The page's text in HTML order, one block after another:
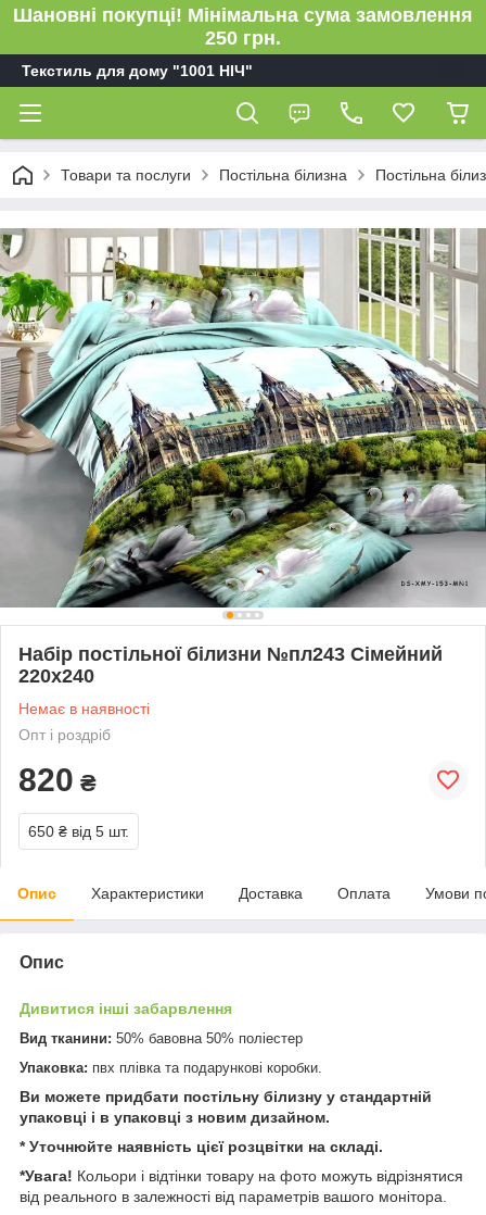
Шановні покупці! Мінімальна сума замовлення
250 грн.
Текстиль для дому "1001 НІЧ"
Товари та послуги Постільна білизна Постільна
Набір постільної білизни №пл243 Сімейний
220х240
Немає в наявності
Опт і роздріб
820 ₴
650 ₴ від 5 шт.
Опис Характеристики Доставка Оплата Умови
Опис
Дивитися інші забарвлення
Вид тканини: 50% бавовна 50% поліестер
Упаковка: пвх плівка та подарункові коробки.
Ви можете придбати постільну білизну у стандартній
упаковці і в упаковці з новим дизайном.
* Уточнюйте наявність цієї розцвітки на складі.
*Увага! Кольори і відтінки товару на фото можуть відрізнятися
від реального в залежності від параметрів вашого монітора.